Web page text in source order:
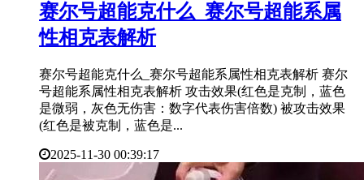
​赛尔号超能克什么_赛尔号超能系属
性相克表解析
赛尔号超能克什么_赛尔号超能系属性相克表解析 赛尔
号超能系属性相克表解析 攻击效果(红色是克制，蓝色
是微弱，灰色无伤害：数字代表伤害倍数) 被攻击效果
(红色是被克制，蓝色是...
2025-11-30 00:39:17